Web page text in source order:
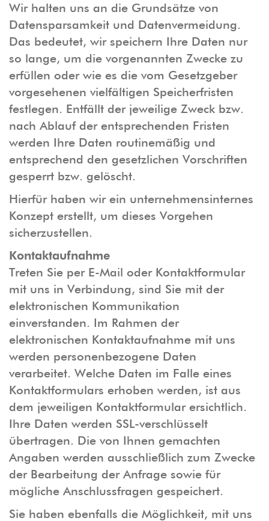
Wir halten uns an die Grundsätze von
Datensparsamkeit und Datenvermeidung.
Das bedeutet, wir speichern Ihre Daten nur
so lange, um die vorgenannten Zwecke zu
erfüllen oder wie es die vom Gesetzgeber
vorgesehenen vielfältigen Speicherfristen
festlegen. Entfällt der jeweilige Zweck bzw.
nach Ablauf der entsprechenden Fristen
werden Ihre Daten routinemäßig und
entsprechend den gesetzlichen Vorschriften
gesperrt bzw. gelöscht.
Hierfür haben wir ein unternehmensinternes
Konzept erstellt, um dieses Vorgehen
sicherzustellen.
Kontaktaufnahme
Treten Sie per E-Mail oder Kontaktformular
mit uns in Verbindung, sind Sie mit der
elektronischen Kommunikation
einverstanden. Im Rahmen der
elektronischen Kontaktaufnahme mit uns
werden personenbezogene Daten
verarbeitet. Welche Daten im Falle eines
Kontaktformulars erhoben werden, ist aus
dem jeweiligen Kontaktformular ersichtlich.
Ihre Daten werden SSL-verschlüsselt
übertragen. Die von Ihnen gemachten
Angaben werden ausschließlich zum Zwecke
der Bearbeitung der Anfrage sowie für
mögliche Anschlussfragen gespeichert.
Sie haben ebenfalls die Möglichkeit, mit uns